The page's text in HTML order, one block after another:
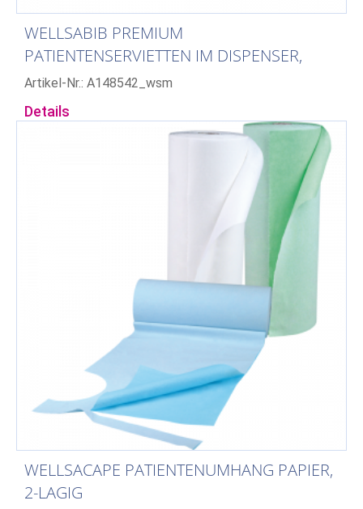
WELLSABIB PREMIUM
PATIENTENSERVIETTEN IM DISPENSER,
SCHWARZ
Artikel-Nr.: A148542_wsm
Details
WELLSACAPE PATIENTENUMHANG PAPIER,
2-LAGIG